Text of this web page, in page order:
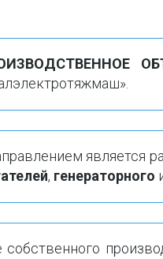
является
, генераторного